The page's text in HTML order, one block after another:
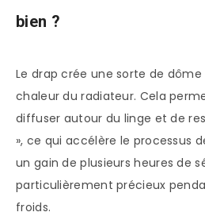
bien ?
Le drap crée une sorte de
chaleur du radiateur. Cela
diffuser autour du linge et de
», ce qui accélère le processus
un gain de plusieurs heures de
particulièrement précieux
froids.